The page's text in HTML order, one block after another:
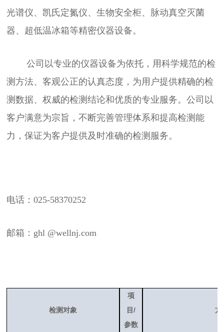
光谱仪、凯氏定氮仪、生物安全柜、脉动真空灭菌
器、超低温冰箱等精密仪器设备。
公司以专业的仪器设备为依托，用科学规范的检
测方法、客观公正的认真态度，为用户提供精确的检
测数据、权威的检测结论和优质的专业服务。公司以
客户满意为宗旨，不断完善管理体系和提高检测能
力，保证为客户提供及时准确的检测服务。
电话：025-58370252
邮箱：ghl @wellnj.com
检测对象
项
目/
参数
方